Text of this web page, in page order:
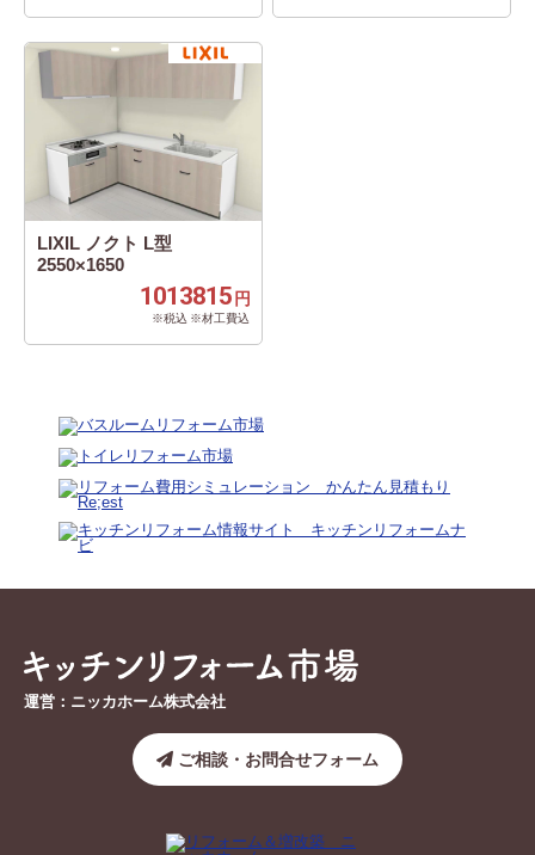
LIXIL ノクト L型
2550×1650
1013815 円
※税込 ※材工費込
運営：ニッカホーム株式会社
ご相談・お問合せフォーム